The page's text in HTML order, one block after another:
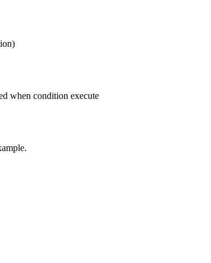
when condition execute